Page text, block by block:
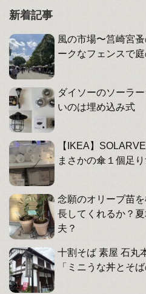
新着記事
風の市場〜筥崎宮
ークなフェンスで
ダイソーのソーラ
いのは埋め込み式
【IKEA】
まさかの傘１個足
念願のオリーブ苗
長してくれるか？
夫？
十割そば 素屋 石丸
「ミニうな丼とそ